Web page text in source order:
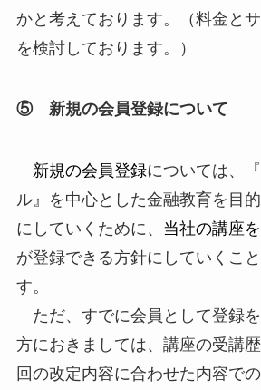
かと考えております。（料金と
を検討しております。）
⑤ 新規の会員登録について
新規の会員登録については、
ル』を中心とした金融教育を目
にしていくために、 当社の講座
が登録できる方針にしていくこ
す。
ただ、すでに会員として登録
方におきましては、講座の受講
回の改定内容に合わせた内容で